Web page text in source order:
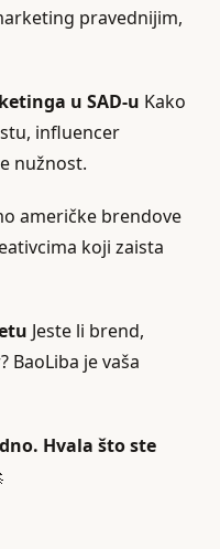
pravednijim,
u SAD-u Kako
influencer
nužnost.
američke brendove
koji zaista
Jeste li brend,
je vaša
Hvala što ste